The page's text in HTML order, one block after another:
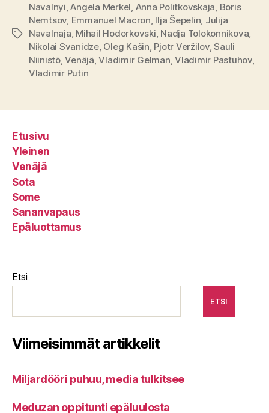
Avainsanat
Navalnyi ,Angela Merkel Anna Politkovskaja Boris
Nemtsov Emmanuel Macron Ilja Šepelin Julija
Navalnaja Mihail Hodorkovski Nadja Tolokonnikova
Nikolai Svanidze, Oleg Kašin Pjotr Veržilov,Sauli
Niinistö,Venäjä ,Vladimir Gelman ,Vladimir Pastuhov,
Vladimir Putin
Etusivu
Yleinen
Venäjä
Sota
Some
Sananvapaus
Epäluottamus
Etsi
ETSI
Viimeisimmät artikkelit
Miljardööri puhuu, media tulkitsee
Meduzan oppitunti epäluulosta